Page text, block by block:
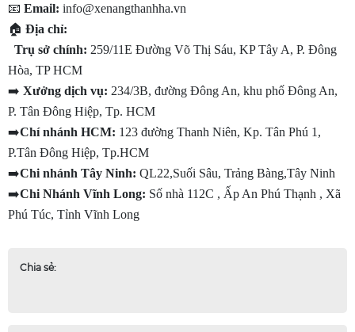
📧 Email: info@xenangthanhha.vn
🏠 Địa chỉ:
Trụ sở chính: 259/11E Đường Võ Thị Sáu, KP Tây A, P. Đông
Hòa, TP HCM
➡️ Xưởng dịch vụ: 234/3B, đường Đông An, khu phố Đông An,
P. Tân Đông Hiệp, Tp. HCM
➡️Chí nhánh HCM: 123 đường Thanh Niên, Kp. Tân Phú 1,
P.Tân Đông Hiệp, Tp.HCM
➡️Chi nhánh Tây Ninh: QL22,Suối Sâu, Trảng Bàng,Tây Ninh
➡️Chi Nhánh Vĩnh Long: Số nhà 112C , Ấp An Phú Thạnh , Xã
Phú Túc, Tỉnh Vĩnh Long
Chia sẻ: